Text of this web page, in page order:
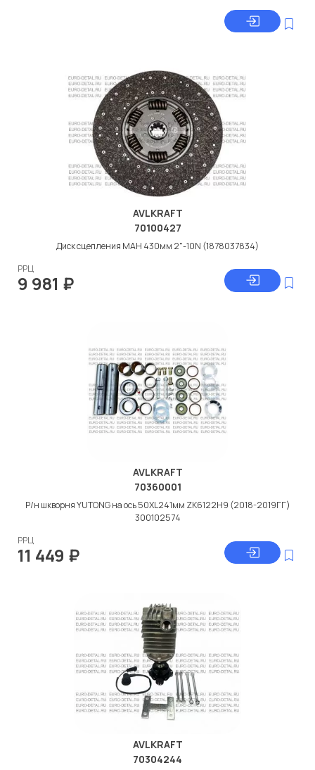
AVLKRAFT
70100427
Диск сцепления МАН 430мм 2"-10N (1878037834)
РРЦ
9 981 ₽
AVLKRAFT
70360001
Р/н шкворня YUTONG на ось 50XL241мм ZK6122H9 (2018-2019ГГ)
300102574
РРЦ
11 449 ₽
AVLKRAFT
70304244